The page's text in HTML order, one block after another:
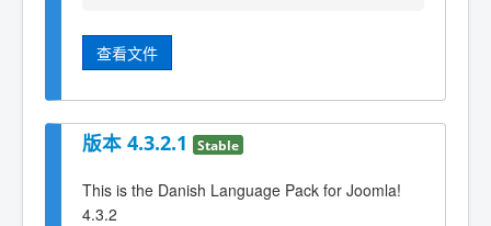
查看文件
版本 4.3.2.1 Stable
This is the Danish Language Pack for Joomla!
4.3.2